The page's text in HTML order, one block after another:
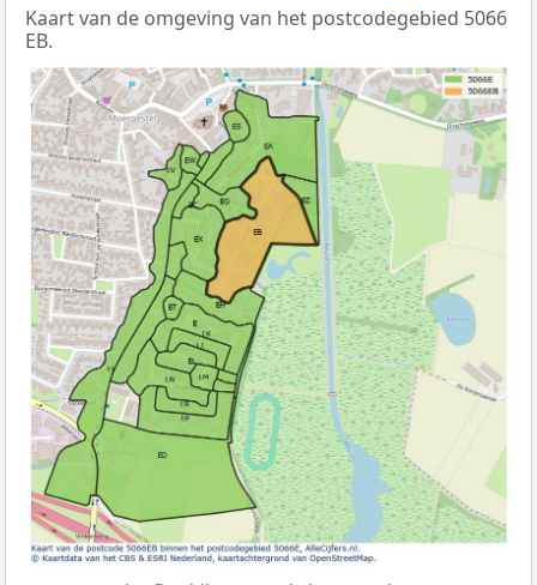
Kaart van de omgeving van het postcodegebied 5066
EB.